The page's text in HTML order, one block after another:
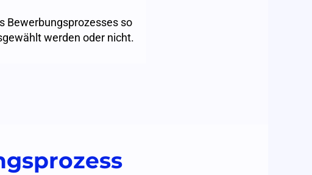
Bewerbungsprozesses so
werden oder nicht.